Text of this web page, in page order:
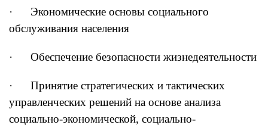
· Экономические основы социального
обслуживания населения
· Обеспечение безопасности жизнедеятельности
· Принятие стратегических и тактических
управленческих решений на основе анализа
социально-экономической, социально-